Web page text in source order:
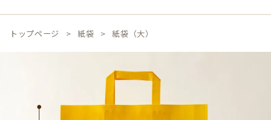
トップページ 紙袋 紙袋（大）